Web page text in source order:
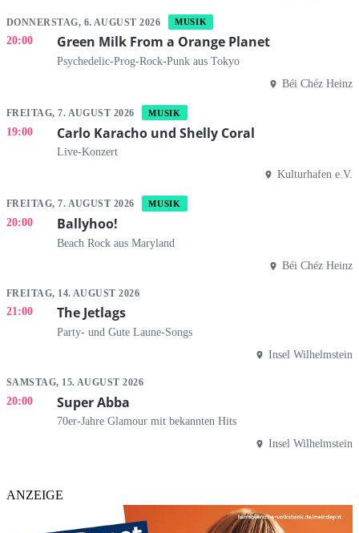
DONNERSTAG, 6. AUGUST 2026 MUSIK
20:00 Green Milk From a Orange Planet
Psychedelic-Prog-Rock-Punk aus Tokyo
Béi Chéz Heinz
FREITAG, 7. AUGUST 2026 MUSIK
19:00 Carlo Karacho und Shelly Coral
Live-Konzert
Kulturhafen e.V.
FREITAG, 7. AUGUST 2026 MUSIK
20:00 Ballyhoo!
Beach Rock aus Maryland
Béi Chéz Heinz
FREITAG, 14. AUGUST 2026
21:00 The Jetlags
Party- und Gute Laune-Songs
Insel Wilhelmstein
SAMSTAG, 15. AUGUST 2026
20:00 Super Abba
70er-Jahre Glamour mit bekannten Hits
Insel Wilhelmstein
ANZEIGE